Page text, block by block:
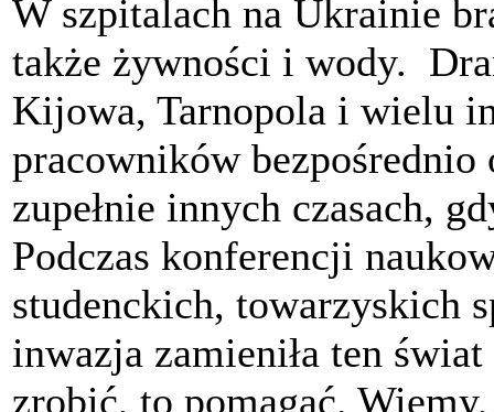
W szpitalach na Ukrainie
także żywności i wody.
Kijowa, Tarnopola i wielu
pracowników
zupełnie innych czasach,
Podczas konferencji
studenckich, towarzyskich
inwazja zamieniła ten
zrobić, to pomagać.